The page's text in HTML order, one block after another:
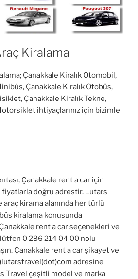
Kiralama
Çanakkale Kiralık Otomobil,
Çanakkale Kiralık Otobüs,
Çanakkale Kiralık Tekne,
ihtiyaçlarınız için bizimle
Çanakkale rent a car için
fiyatlarla doğru adrestir. Lutars
kirama alanında her türlü
kiralama konusunda
rent a car seçenekleri ve
0 286 214 04 00 nolu
Çanakkale rent a car şikayet ve
adresine
Travel çeşitli model ve marka